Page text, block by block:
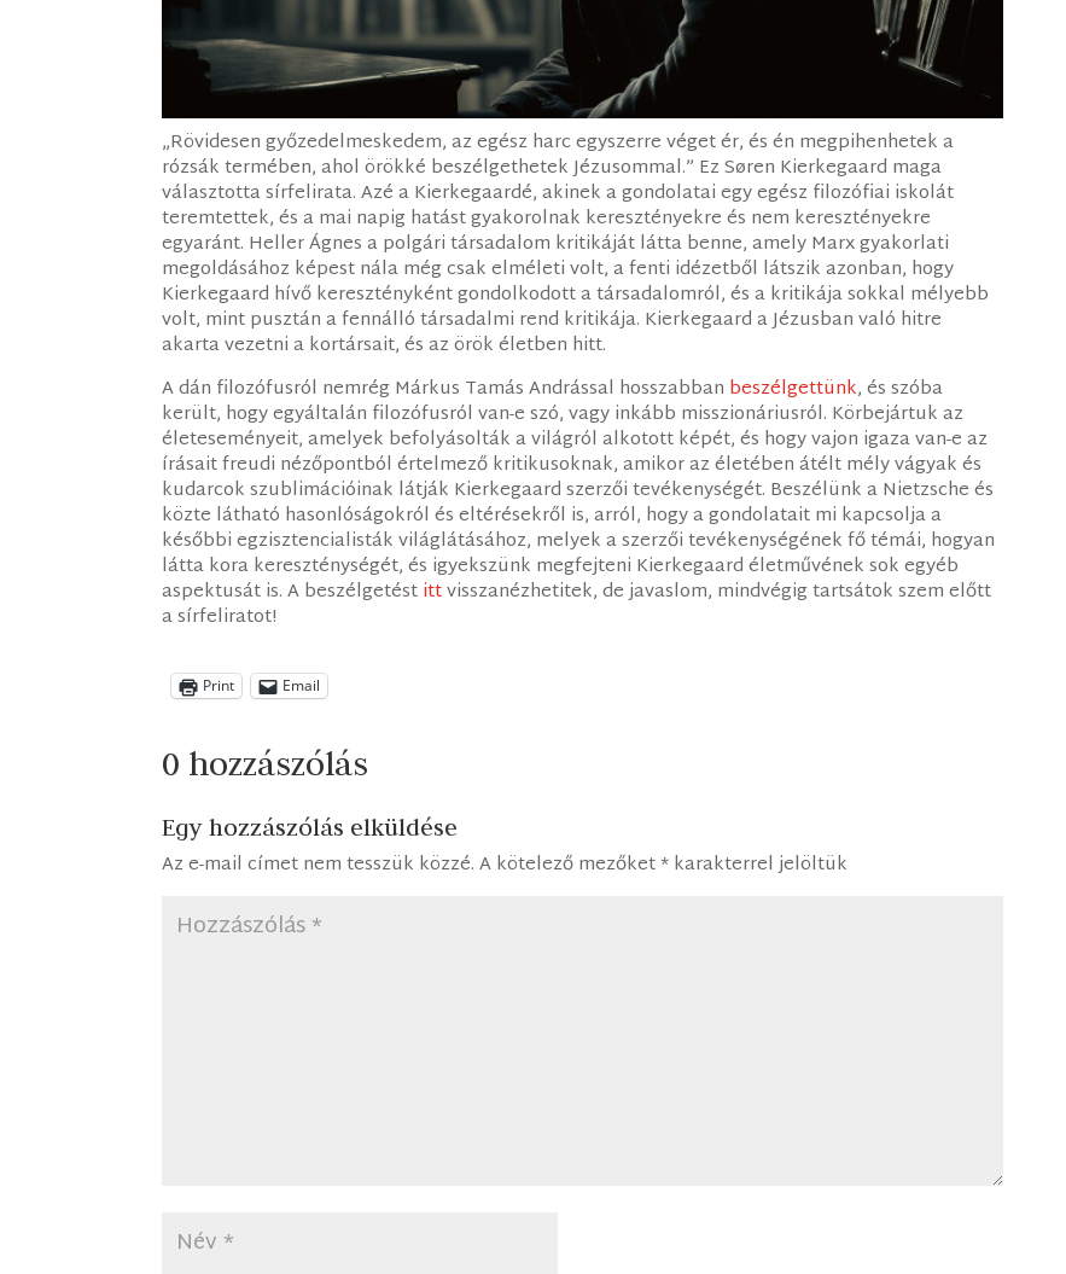
„Rövidesen győzedelmeskedem, az egész harc egyszerre véget ér, és én megpihenhetek a
rózsák termében, ahol örökké beszélgethetek Jézusommal.” Ez Søren Kierkegaard maga
választotta sírfelirata. Azé a Kierkegaardé, akinek a gondolatai egy egész filozófiai iskolát
teremtettek, és a mai napig hatást gyakorolnak keresztényekre és nem keresztényekre
egyaránt. Heller Ágnes a polgári társadalom kritikáját látta benne, amely Marx gyakorlati
megoldásához képest nála még csak elméleti volt, a fenti idézetből látszik azonban, hogy
Kierkegaard hívő keresztényként gondolkodott a társadalomról, és a kritikája sokkal mélyebb
volt, mint pusztán a fennálló társadalmi rend kritikája. Kierkegaard a Jézusban való hitre
akarta vezetni a kortársait, és az örök életben hitt.
A dán filozófusról nemrég Márkus Tamás Andrással hosszabban beszélgettünk, és szóba
került, hogy egyáltalán filozófusról van-e szó, vagy inkább misszionáriusról. Körbejártuk az
életeseményeit, amelyek befolyásolták a világról alkotott képét, és hogy vajon igaza van-e az
írásait freudi nézőpontból értelmező kritikusoknak, amikor az életében átélt mély vágyak és
kudarcok szublimációinak látják Kierkegaard szerzői tevékenységét. Beszélünk a Nietzsche és
közte látható hasonlóságokról és eltérésekről is, arról, hogy a gondolatait mi kapcsolja a
későbbi egzisztencialisták világlátásához, melyek a szerzői tevékenységének fő témái, hogyan
látta kora kereszténységét, és igyekszünk megfejteni Kierkegaard életművének sok egyéb
aspektusát is. A beszélgetéstittvisszanézhetitek, de javaslom, mindvégig tartsátok szem előtt
a sírfeliratot!
Print Email
0 hozzászólás
Egy hozzászólás elküldése
Az e-mail címet nem tesszük közzé. A kötelező mezőket*karakterrel jelöltük